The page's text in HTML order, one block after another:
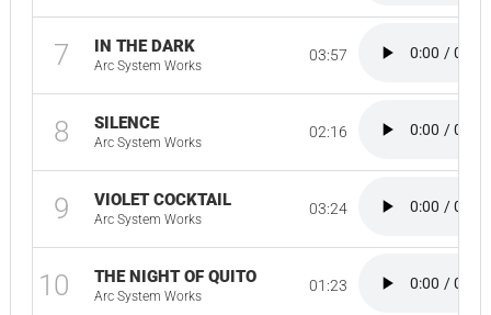
7 IN THE DARK
Arc System Works
03:57
8 SILENCE
Arc System Works
02:16
9 VIOLET COCKTAIL
Arc System Works
03:24
10 THE NIGHT OF QUITO
Arc System Works
01:23